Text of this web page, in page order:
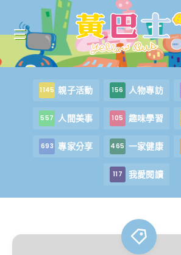
1145 親子活動 156 人物專訪
557 人間美事 105 趣味學習
693 專家分享 465 一家健康
117 我愛閱讀